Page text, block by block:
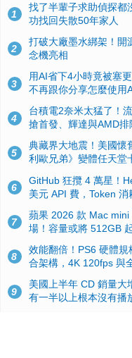
1
找了半輩子求助偵探都
功找回失散50年家人
2
打破大廠墨水綁架！開
念機亮相
3
用AI省下4小時竟被塞
不再跟你分享怎麼使用
4
台積電2奈米太猛了！
搶首發、輝達與AMD排
5
典藏界大地震！美國懷
利歐兄弟》變體任天堂
6
GitHub 狂攬 4 萬星！
美元 API 費，Token 消
7
蘋果 2026 款 Mac
場！容量或將 512GB
8
效能翻倍！PS6 硬體
合架構，4K 120fps 與
9
美國上半年 CD 銷量大
有一半以上根本沒有播